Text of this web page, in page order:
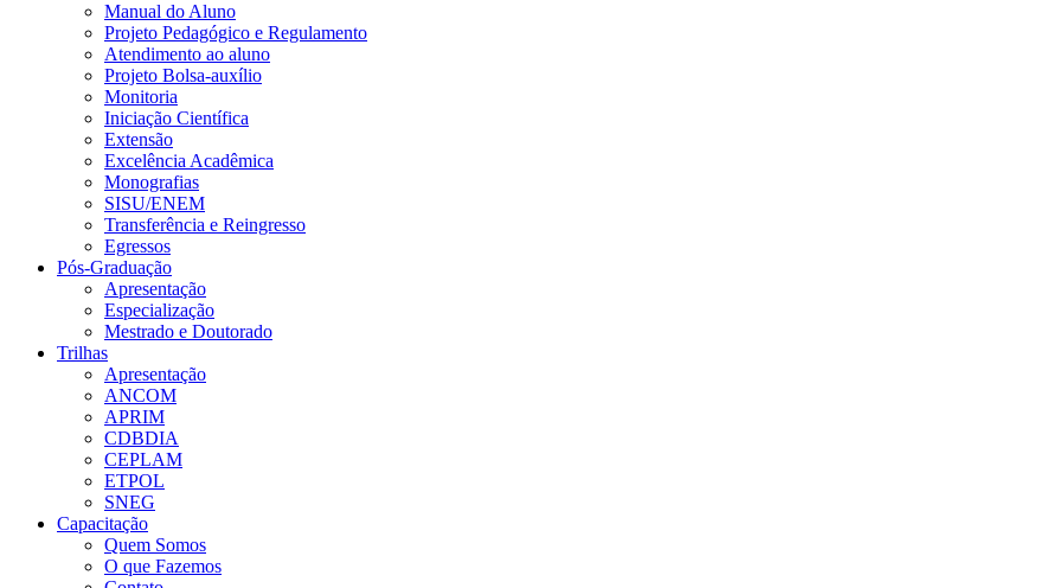
Manual do Aluno
Projeto Pedagógico e Regulamento
Atendimento ao aluno
Projeto Bolsa-auxílio
Monitoria
Iniciação Científica
Extensão
Excelência Acadêmica
Monografias
SISU/ENEM
Transferência e Reingresso
Egressos
Pós-Graduação
Apresentação
Especialização
Mestrado e Doutorado
Trilhas
Apresentação
ANCOM
APRIM
CDBDIA
CEPLAM
ETPOL
SNEG
Capacitação
Quem Somos
O que Fazemos